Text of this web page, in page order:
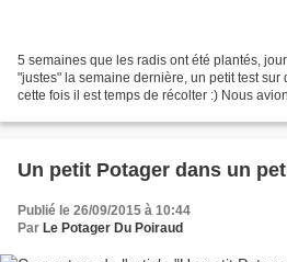
5 semaines que les radis ont été plantés,
"justes" la semaine dernière, un petit test sur
cette fois il est temps de récolter :) Nous
Un petit Potager dans un
Publié le 26/09/2015 à 10:44
Par Le Potager Du Poiraud